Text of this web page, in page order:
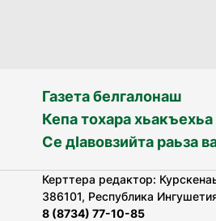
Газета белгалонаш
Кепа тохара хьакъехьа
Се дӀавовзийта раьза
Керттера редактор:
386101, Республика
8 (8734) 77-10-85